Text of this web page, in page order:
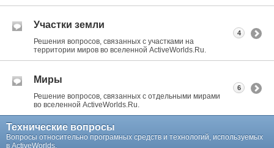
Участки земли
Решения вопросов, связанных с участками на
территории миров во вселенной ActiveWorlds.Ru.
4
Миры
Решение вопросов, связанных с отдельными мирами
во вселенной ActiveWorlds.Ru.
6
Технические вопросы
Вопросы относительно програмных средств и технологий, используемых
в ActiveWorlds.